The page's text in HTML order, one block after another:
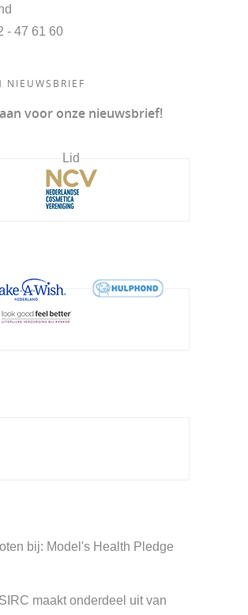
- 47 61 60
NIEUWSBRIEF
voor onze nieuwsbrief!
Lid
bij: Model's Health Pledge
maakt onderdeel uit van